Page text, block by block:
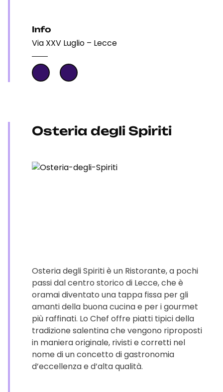
Info
Via XXV Luglio – Lecce
Osteria degli Spiriti
Osteria degli Spiriti è un Ristorante, a pochi
passi dal centro storico di Lecce, che è
oramai diventato una tappa fissa per gli
amanti della buona cucina e per i gourmet
più raffinati. Lo Chef offre piatti tipici della
tradizione salentina che vengono riproposti
in maniera originale, rivisti e corretti nel
nome di un concetto di gastronomia
d’eccellenza e d’alta qualità.